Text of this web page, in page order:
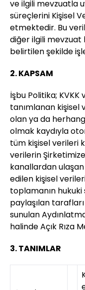
ve ilgili mevzuatla
süreçlerini Kişisel
etmektedir. Bu
diğer ilgili mevzuat
belirtilen şekilde
2. KAPSAM
İşbu Politika; KVKK
tanımlanan
olan ya da
olmak kaydıyla
tüm kişisel verileri
verilerin
kanallardan
edilen kişisel
toplamanın
paylaşılan
sunulan
halinde Açık Rıza
3. TANIMLAR